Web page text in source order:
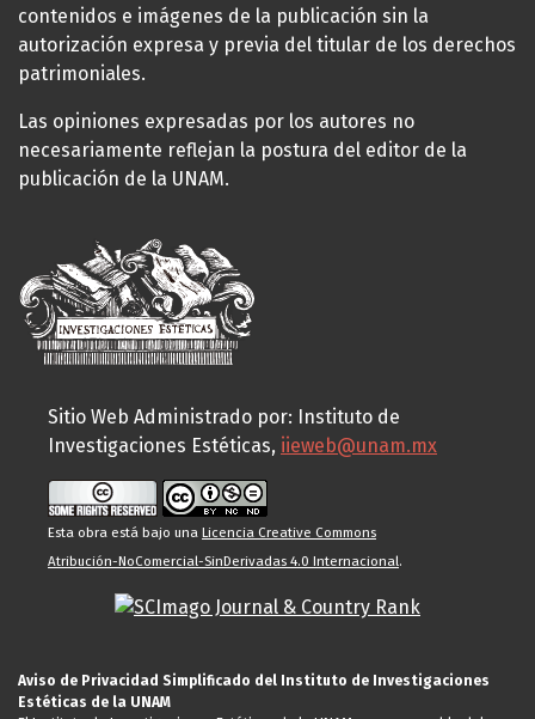
contenidos e imágenes de la publicación sin la
autorización expresa y previa del titular de los derechos
patrimoniales.
Las opiniones expresadas por los autores no
necesariamente reflejan la postura del editor de la
publicación de la UNAM.
Sitio Web Administrado por: Instituto de
Investigaciones Estéticas, iieweb@unam.mx
Esta obra está bajo una Licencia Creative Commons
Atribución-NoComercial-SinDerivadas 4.0 Internacional.
Aviso de Privacidad Simplificado del Instituto de Investigaciones
Estéticas de la UNAM